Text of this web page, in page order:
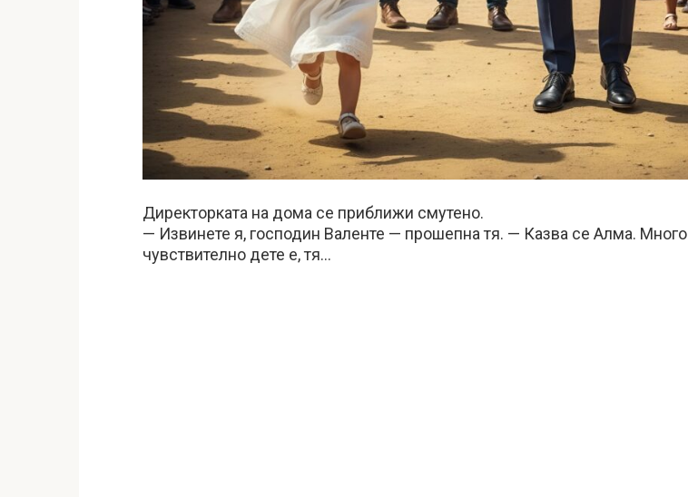
Директорката на дома се приближи смутено.
— Извинете я, господин Валенте — прошепна тя. — Казва се Алма. Много
чувствително дете е, тя…